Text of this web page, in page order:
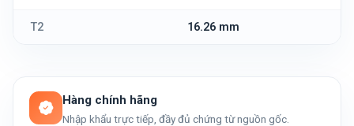
T2 16.26 mm
Hàng chính hãng
Nhập khẩu trực tiếp, đầy đủ chứng từ nguồn gốc.